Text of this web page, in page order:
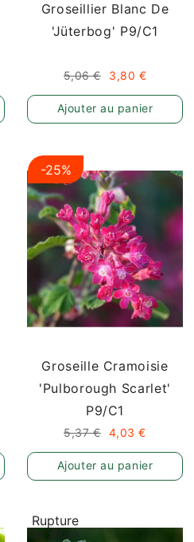
Groseillier Blanc De
'Jüterbog' P9/C1
5,06 € 3,80 €
Ajouter au panier
-25%
Groseille Cramoisie
'Pulborough Scarlet'
P9/C1
5,37 € 4,03 €
Ajouter au panier
Rupture
de stock